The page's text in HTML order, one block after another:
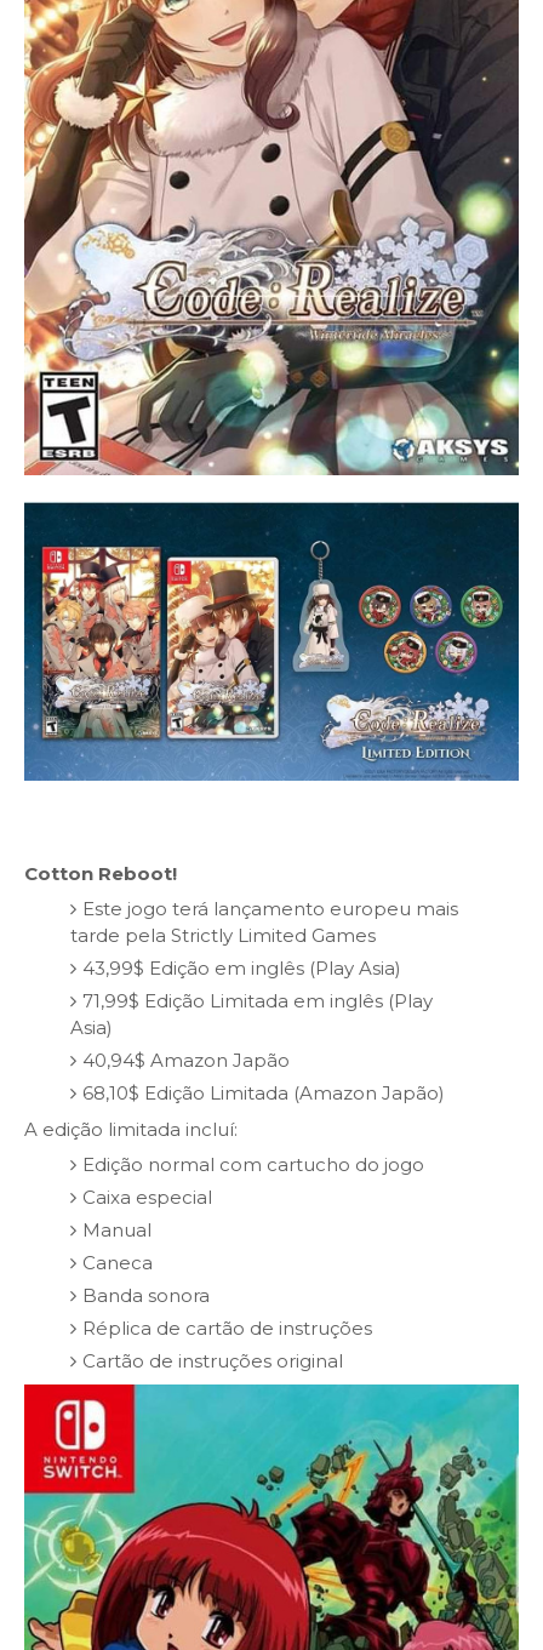
Cotton Reboot!
Este jogo terá lançamento europeu mais
tarde pela Strictly Limited Games
43,99$ Edição em inglês (Play Asia)
71,99$ Edição Limitada em inglês (Play
Asia)
40,94$ Amazon Japão
68,10$ Edição Limitada (Amazon Japão)
A edição limitada incluí:
Edição normal com cartucho do jogo
Caixa especial
Manual
Caneca
Banda sonora
Réplica de cartão de instruções
Cartão de instruções original